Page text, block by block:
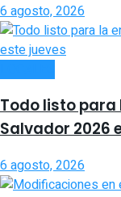
6 agosto, 2026
Todo listo para
Salvador 2026
6 agosto, 2026